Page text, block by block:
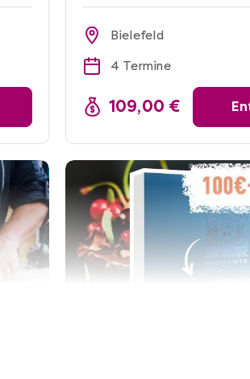
Bielefeld
4 Termine
109,00 €